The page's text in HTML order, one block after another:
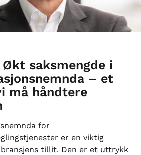
Økt saksmengde i
– et
må håndtere
for
er en viktig
tillit. Den er et uttrykk